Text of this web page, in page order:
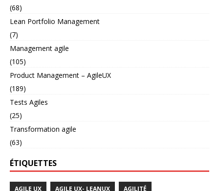
(68)
Lean Portfolio Management
(7)
Management agile
(105)
Product Management – AgileUX
(189)
Tests Agiles
(25)
Transformation agile
(63)
ÉTIQUETTES
AGILE UX AGILE UX- LEANUX AGILITÉ